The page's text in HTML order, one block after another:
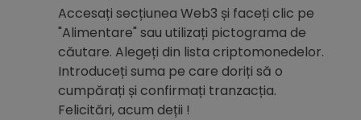
Accesați secțiunea Web3 și faceți clic pe
"Alimentare" sau utilizați pictograma de
căutare. Alegeți din lista criptomonedelor.
Introduceți suma pe care doriți să o
cumpărați și confirmați tranzacția.
Felicitări, acum deții !